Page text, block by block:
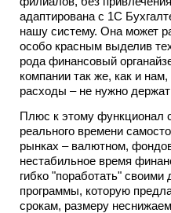
адаптирована с 1С
нашу систему. Она может
особо красным выделив
рода финансовый
компании так же, как и
расходы – не нужно
Плюс к этому функционал
реального времени
рынках – валютном,
нестабильное время
гибко "поработать" своими
программы, которую
срокам, размеру